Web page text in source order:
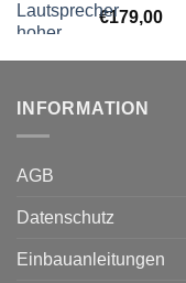
€179,00
INFORMATION
AGB
Datenschutz
Einbauanleitungen